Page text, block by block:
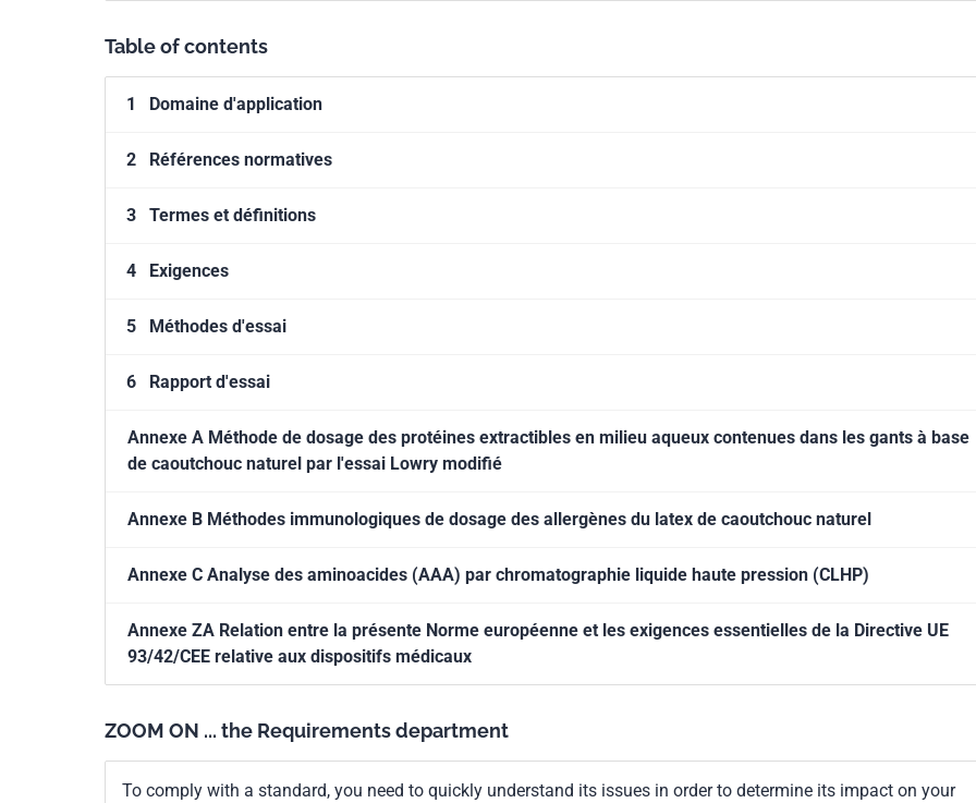
Table of contents
1 Domaine d'application
2 Références normatives
3 Termes et définitions
4 Exigences
5 Méthodes d'essai
6 Rapport d'essai
Annexe A Méthode de dosage des protéines extractibles en milieu aqueux contenues dans les gants à base
de caoutchouc naturel par l'essai Lowry modifié
Annexe B Méthodes immunologiques de dosage des allergènes du latex de caoutchouc naturel
Annexe C Analyse des aminoacides (AAA) par chromatographie liquide haute pression (CLHP)
Annexe ZA Relation entre la présente Norme européenne et les exigences essentielles de la Directive UE
93/42/CEE relative aux dispositifs médicaux
ZOOM ON ... the Requirements department
To comply with a standard, you need to quickly understand its issues in order to determine its impact on your